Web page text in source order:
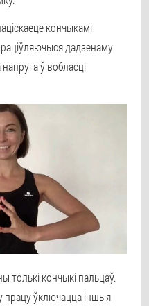
кончыкамі
дадзенаму
ў вобласці
толькі кончыкі пальцаў.
працу ўключацца іншыя